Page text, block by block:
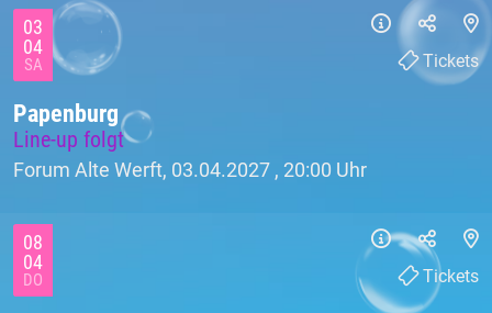
03
04
SA
Papenburg
Line-up folgt
Forum Alte Werft, 03.04.2027 , 20:00 Uhr
Tickets
08
04
DO Tickets